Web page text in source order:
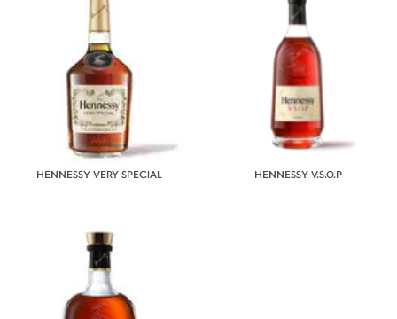
HENNESSY VERY SPECIAL HENNESSY V.S.O.P